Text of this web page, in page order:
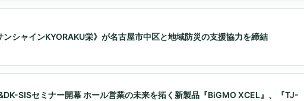
ンシャインKYORAKU栄》が名古屋市中区と地域防災の支援協力を締結
SISセミナー開幕 ホール営業の未来を拓く新製品『BiGMO XCEL』、『TJ-